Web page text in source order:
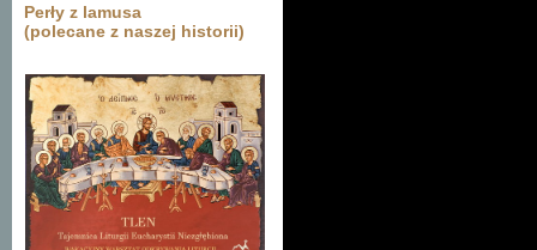
Perły z lamusa
(polecane z naszej historii)